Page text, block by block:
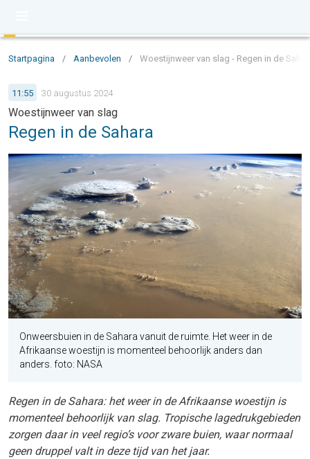
Startpagina / Aanbevolen / Woestijnweer van slag - Regen in de
11:55 30 augustus 2024
Woestijnweer van slag
Regen in de Sahara
Onweersbuien in de Sahara vanuit de ruimte. Het weer in de
Afrikaanse woestijn is momenteel behoorlijk anders dan
anders. foto: NASA
Regen in de Sahara: het weer in de Afrikaanse woestijn is
momenteel behoorlijk van slag. Tropische lagedrukgebieden
zorgen daar in veel regio’s voor zware buien, waar normaal
geen druppel valt in deze tijd van het jaar.